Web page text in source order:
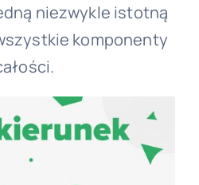
niezwykle istotną
komponenty